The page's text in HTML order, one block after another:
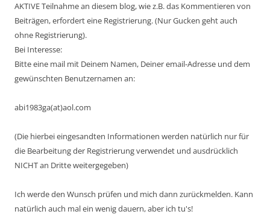
AKTIVE Teilnahme an diesem blog, wie z.B. das Kommentieren von
Beiträgen, erfordert eine Registrierung. (Nur Gucken geht auch
ohne Registrierung).
Bei Interesse:
Bitte eine mail mit Deinem Namen, Deiner email-Adresse und dem
gewünschten Benutzernamen an:
abi1983ga(at)aol.com
(Die hierbei eingesandten Informationen werden natürlich nur für
die Bearbeitung der Registrierung verwendet und ausdrücklich
NICHT an Dritte weitergegeben)
Ich werde den Wunsch prüfen und mich dann zurückmelden. Kann
natürlich auch mal ein wenig dauern, aber ich tu's!